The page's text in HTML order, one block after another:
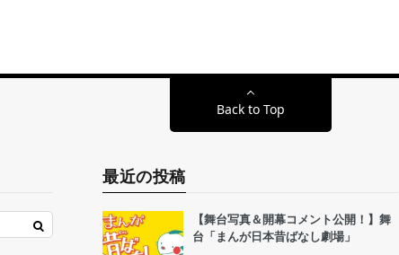
Back to Top
最近の投稿
【舞台写真＆開幕コメント公開！】舞
台「まんが日本昔ばなし劇場」